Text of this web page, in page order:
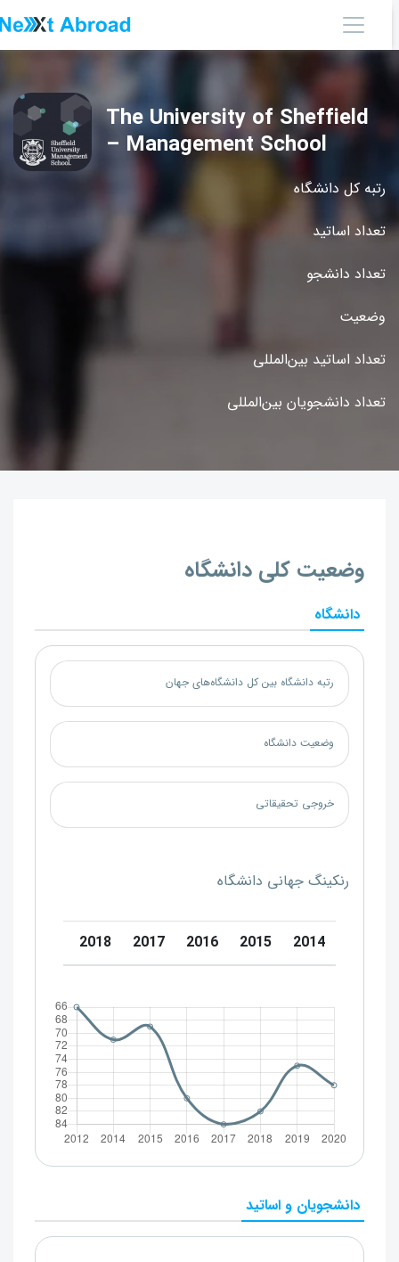
رتبه کل دانشگاه
تعداد اساتید
تعداد دانشجو
وضعیت
تعداد اساتید بین‌المللی
تعداد دانشجویان بین‌المللی
The University of Sheffield
– Management School
وضعیت کلی دانشگاه
دانشگاه
رتبه دانشگاه بین کل دانشگاه‌های جهان
وضعیت دانشگاه
خروجی تحقیقاتی
رنکینگ جهانی دانشگاه
2014
2015
2016
2017
2018
دانشجویان و اساتید